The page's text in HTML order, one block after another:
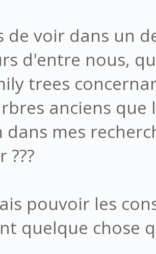
de voir dans un
d'entre nous,
trees
anciens
dans mes
???
pouvoir les
quelque chose